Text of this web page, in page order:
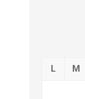
L M